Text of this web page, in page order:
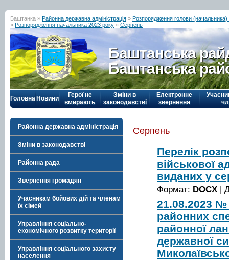
Баштанка » Районна державна адміністрація » Розпорядження голови (начальника)
» Розпорядження начальника 2023 року » Серпень
Баштанська
Баштанська
Головна Новини
Герої не
вмирають
Зміни в
законодавстві
Електронне
звернення
Районна державна адміністрація
Зміни в законодавстві
Районна рада
Звернення громадян
Учасникам бойових дій та членам
їх сімей
Управління соціально-
економічного розвитку території
Управління соціального захисту
населення
Серпень
Перелік
військової
виданих у
Формат: DOCX |
21.08.2023 №
районних
районної
державної